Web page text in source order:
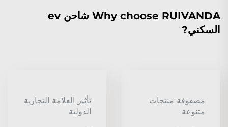
Why choose RUIVANDA شاحن ev
السكني?
مصفوفة منتجات
متنوعة
تأثير العلامة التجارية
الدولية